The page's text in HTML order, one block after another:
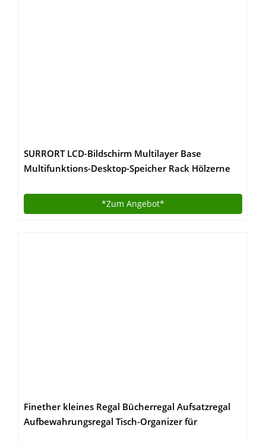
SURRORT LCD-Bildschirm Multilayer Base
Multifunktions-Desktop-Speicher Rack Hölzerne
*Zum Angebot*
Finether kleines Regal Bücherregal Aufsatzregal
Aufbewahrungsregal Tisch-Organizer für